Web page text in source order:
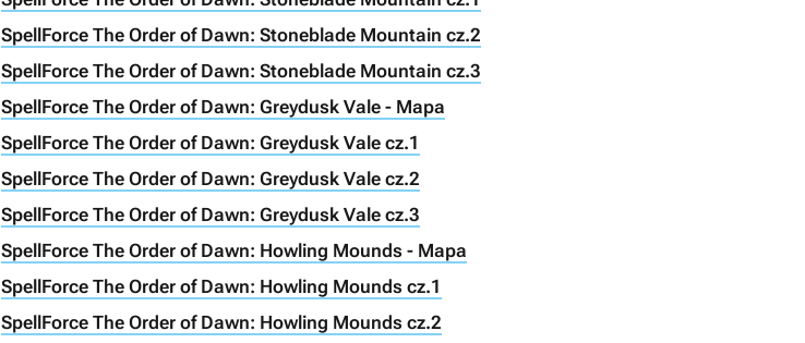
SpellForce The Order of Dawn: Stoneblade Mountain cz.2
SpellForce The Order of Dawn: Stoneblade Mountain cz.3
SpellForce The Order of Dawn: Greydusk Vale - Mapa
SpellForce The Order of Dawn: Greydusk Vale cz.1
SpellForce The Order of Dawn: Greydusk Vale cz.2
SpellForce The Order of Dawn: Greydusk Vale cz.3
SpellForce The Order of Dawn: Howling Mounds - Mapa
SpellForce The Order of Dawn: Howling Mounds cz.1
SpellForce The Order of Dawn: Howling Mounds cz.2